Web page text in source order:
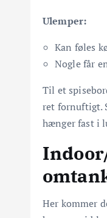
Ulemper:
Kan føles
Nogle får
Til et
ret fornuftigt.
hænger fast i
Her kommer